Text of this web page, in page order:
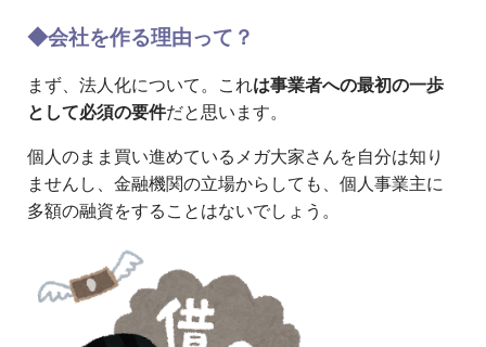
◆会社を作る理由って？
まず、法人化について。これは事業者への最初の一歩
として必須の要件だと思います。
個人のまま買い進めているメガ大家さんを自分は知り
ませんし、金融機関の立場からしても、個人事業主に
多額の融資をすることはないでしょう。